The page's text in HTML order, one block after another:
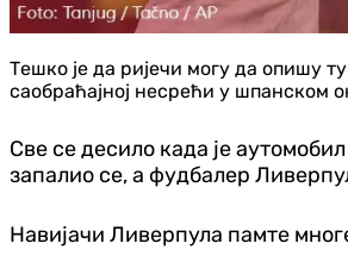
Тешко је да ријечи могу да опишу
саобраћајној несрећи у шпанском
Све се десило када је
запалио се, а фудбалер
Навијачи Ливерпула памте